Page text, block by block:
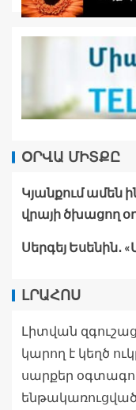
ՕՐՎԱ ՄԻՏՔԸ
Կյանքում ամեն
վրայի ծխացող
Սերգեյ Եսենին․
ԼՐԱՀՈՍ
Լիտվան
կարող է կեղծ
սարքեր